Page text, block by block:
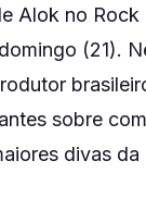
Alok no Rock
(21).
sobre
divas da